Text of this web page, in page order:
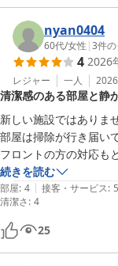
nyan0404
60代/女性 |3件の
4 2026
レジャー 一人
清潔感のある部屋と静
新しい施設ではありま
部屋は掃除が行き届い
フロントの方の対応も
廊下の物音、話し声も
ありがとうございました
続きを読む
部屋: 4 | 接客・サービス: 5
清潔さ: 4
25